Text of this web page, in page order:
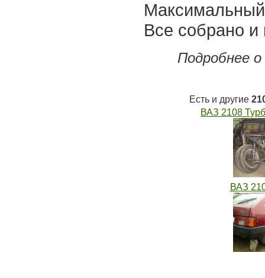
Максимальный
Все собрано и
Подробнее
Есть и другие
ВАЗ 2108
ВАЗ